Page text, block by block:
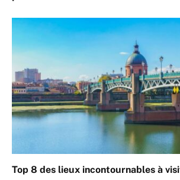
Top 8 des lieux incontournables à